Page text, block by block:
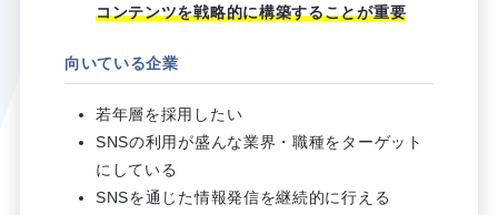
コンテンツを戦略的に構築することが重要
向いている企業
若年層を採用したい
SNSの利用が盛んな業界・職種をターゲット
にしている
SNSを通じた情報発信を継続的に行える